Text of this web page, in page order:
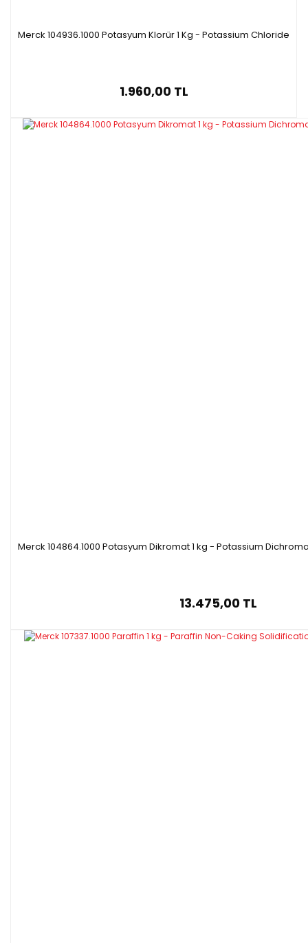
Merck 104936.1000 Potasyum Klorür 1 Kg - Potassium Chloride
1.960,00 TL
Merck 104864.1000 Potasyum Dikromat 1 kg - Potassium
13.475,00 TL